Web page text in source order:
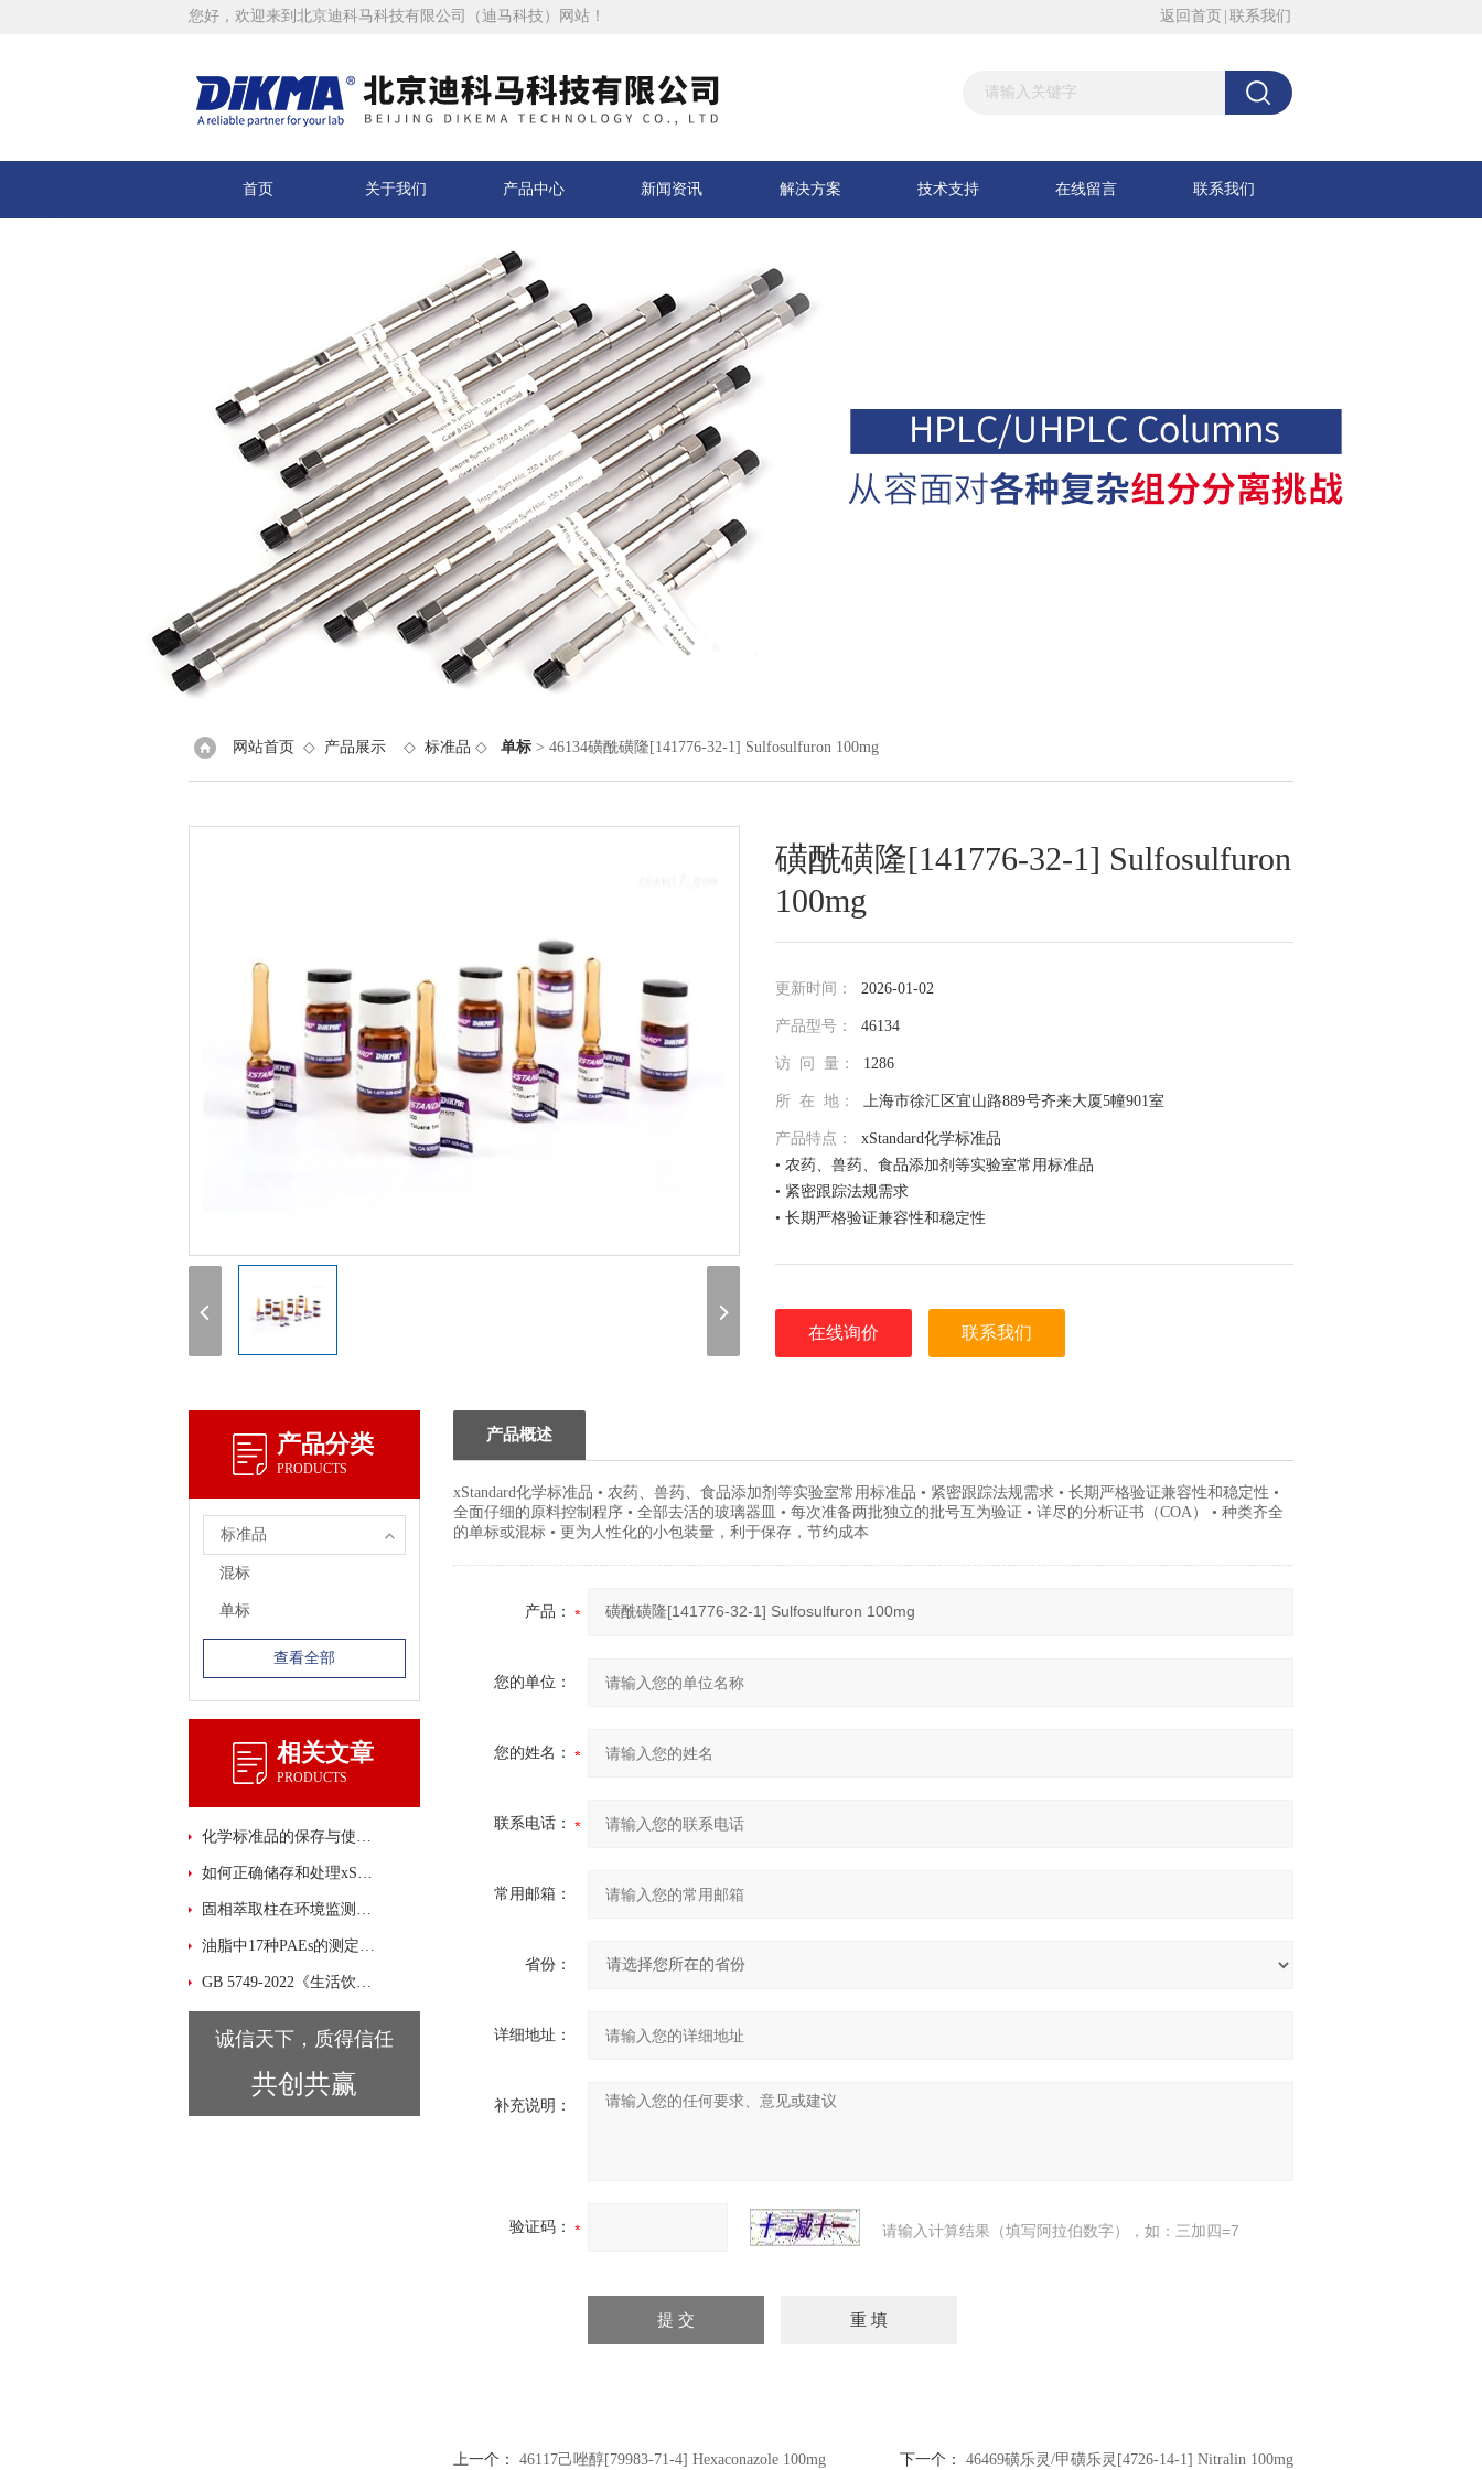
您好，欢迎来到北京迪科马科技有限公司（迪马科技）网站！ 返回首页 联系我们
首页 关于我们 产品中心 新闻资讯 解决方案 技术支持 在线留言 联系我们
网站首页 ◇ 产品展示 ◇ 标准品 ◇ 单标 > 46134磺酰磺隆[141776-32-1] Sulfosulfuron 100mg
磺酰磺隆[141776-32-1] Sulfosulfuron
100mg
更新时间： 2026-01-02
产品型号： 46134
访 问 量： 1286
所 在 地： 上海市徐汇区宜山路889号齐来大厦5幢901室
产品特点： xStandard化学标准品
• 农药、兽药、食品添加剂等实验室常用标准品
• 紧密跟踪法规需求
• 长期严格验证兼容性和稳定性
• 详尽的分析证书（COA）
在线询价 联系我们
产品分类
PRODUCTS
标准品
混标
单标
查看全部
相关文章
PRODUCTS
化学标准品的保存与使用注意事项
如何正确储存和处理xStandard 化学标准品？
固相萃取柱在环境监测中的应用与优势概述
油脂中17种PAEs的测定解决方案
GB 5749-2022《生活饮用水卫生标准》 迪马科技 xStandard 标准品大汇总！
诚信天下，质得信任
共创共赢
产品概述
xStandard化学标准品 • 农药、兽药、食品添加剂等实验室常用标准品 • 紧密跟踪法规需求 • 长期严格验证兼容性和稳定性 •
全面仔细的原料控制程序 • 全部去活的玻璃器皿 • 每次准备两批独立的批号互为验证 • 详尽的分析证书（COA） • 种类齐全
的单标或混标 • 更为人性化的小包装量，利于保存，节约成本
产品：
您的单位：
您的姓名：
联系电话：
常用邮箱：
省份：
详细地址：
补充说明：
验证码： 请输入计算结果（填写阿拉伯数字），如：三加四=7
上一个： 46117己唑醇[79983-71-4] Hexaconazole 100mg 下一个： 46469磺乐灵/甲磺乐灵[4726-14-1] Nitralin 100mg